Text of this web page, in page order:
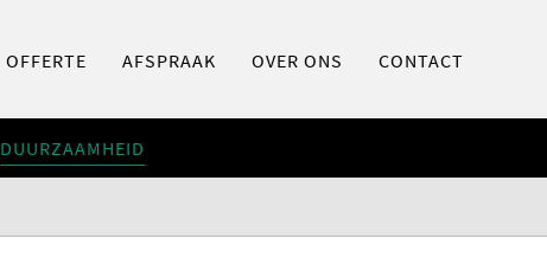
OFFERTE AFSPRAAK OVER ONS CONTACT
DUURZAAMHEID